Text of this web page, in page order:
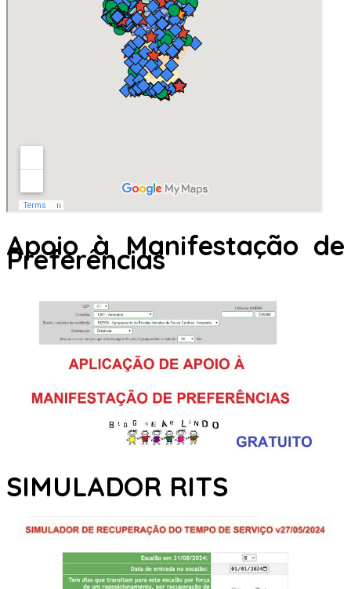
Apoio à Manifestação de
Preferências
SIMULADOR RITS